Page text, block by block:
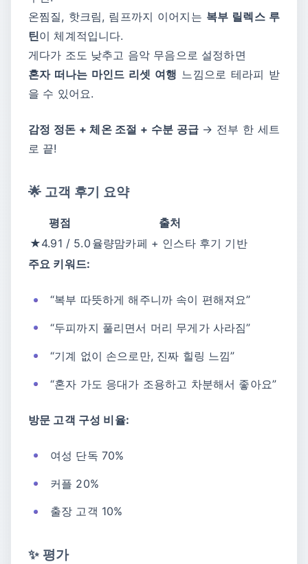
온찜질, 핫크림, 림프까지 이어지는 복부 릴렉스 루
틴이 체계적입니다.
게다가 조도 낮추고 음악 무음으로 설정하면
혼자 떠나는 마인드 리셋 여행 느낌으로 테라피 받
을 수 있어요.
감정 정돈 + 체온 조절 + 수분 공급→ 전부 한 세트
로 끝!
🌟 고객 후기 요약
평점
출처
★4.91 / 5.0 율량맘카페 + 인스타 후기 기반
주요 키워드:
“복부 따뜻하게 해주니까 속이 편해져요”
“두피까지 풀리면서 머리 무게가 사라짐”
“기계 없이 손으로만, 진짜 힐링 느낌”
“혼자 가도 응대가 조용하고 차분해서 좋아요”
방문 고객 구성 비율:
여성 단독 70%
커플 20%
출장 고객 10%
✨ 평가